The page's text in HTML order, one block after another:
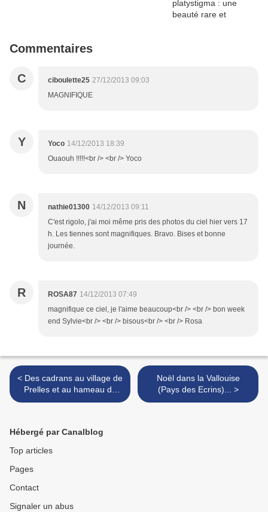
Commentaires
C ciboulette25 27/12/2013 09:03
MAGNIFIQUE
Y Yoco 14/12/2013 18:39
Ouaouh !!!!!<br /> <br /> Yoco
N nathie01300 14/12/2013 09:11
C'est rigolo, j'ai moi même pris des photos du ciel hier vers 17
h. Les tiennes sont magnifiques. Bravo. Bises et bonne
journée.
R ROSA87 14/12/2013 07:49
magnifique ce ciel, je l'aime beaucoup<br /> <br /> bon week
end Sylvie<br /> <br /> bisous<br /> <br /> Rosa
< Des cadrans au village de
Prelles et au hameau de
Sachas (Saint-Martin de
Noël dans la Vallouise
(Pays des Ecrins)... >
Hébergé par Canalblog
Top articles
Pages
Contact
Signaler un abus